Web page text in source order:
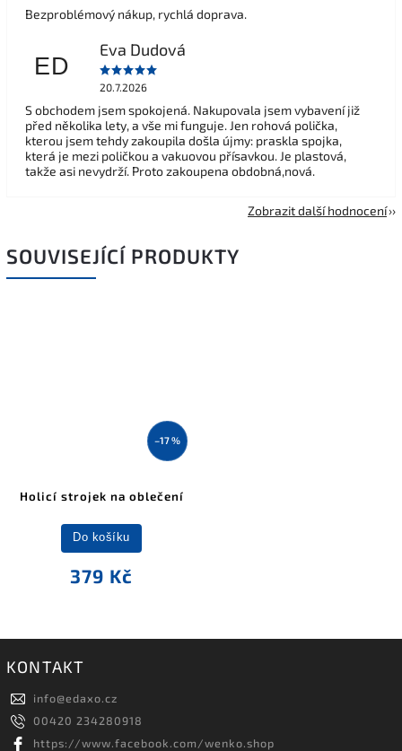
Bezproblémový nákup, rychlá doprava.
ED
Eva Dudová
20.7.2026
S obchodem jsem spokojená. Nakupovala jsem vybavení již
před několika lety, a vše mi funguje. Jen rohová polička,
kterou jsem tehdy zakoupila došla újmy: praskla spojka,
která je mezi poličkou a vakuovou přísavkou. Je plastová,
takže asi nevydrží. Proto zakoupena obdobná,nová.
Zobrazit další hodnocení
SOUVISEJÍCÍ PRODUKTY
–17 %
Holicí strojek na oblečení
379 Kč
Do košíku
KONTAKT
info@edaxo.cz
00420 234280918
https://www.facebook.com/wenko.shop